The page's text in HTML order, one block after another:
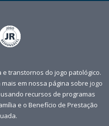
transtornos do jogo patológico.
em nossa página sobre jogo
recursos de programas
e o Benefício de Prestação